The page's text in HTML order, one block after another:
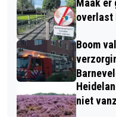
Maak er
overlast
Boom
niet